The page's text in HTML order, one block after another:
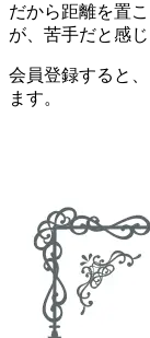
だから距離を置
が、苦手だと感
会員登録すると
ます。